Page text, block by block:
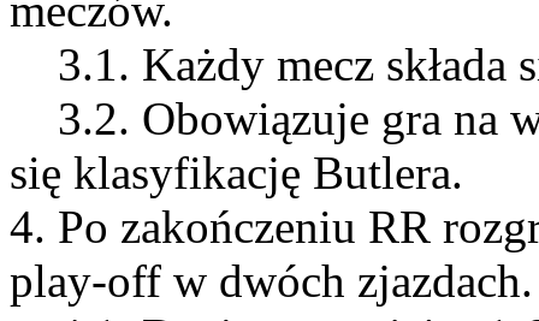
meczów.
3.1. Każdy mecz składa
3.2. Obowiązuje gra na
się klasyfikację Butlera.
4. Po zakończeniu RR
play-off w dwóch zjazdach.